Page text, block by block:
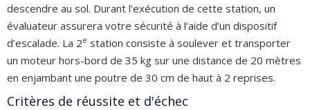
descendre au sol. Durant l'exécution de cette station, un
évaluateur assurera votre sécurité à l’aide d’un dispositif
d’escalade. La 2e station consiste à soulever et transporter
un moteur hors-bord de 35 kg sur une distance de 20 mètres
en enjambant une poutre de 30 cm de haut à 2 reprises.
Critères de réussite et d'échec